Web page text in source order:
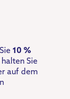
10 %
Sie
auf dem